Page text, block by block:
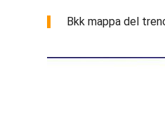
Bkk mappa del